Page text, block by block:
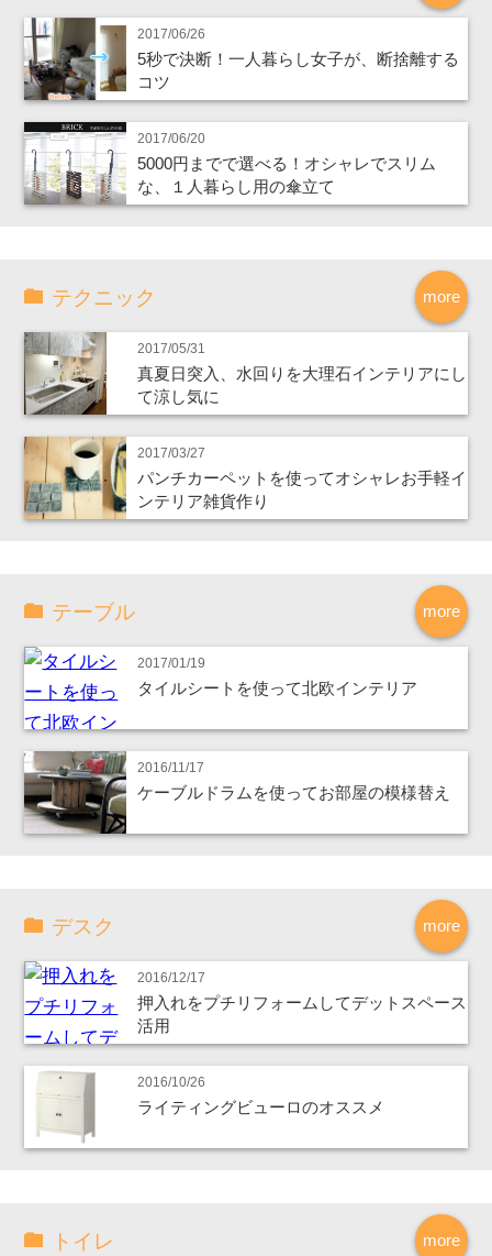
2017/06/26
5秒で決断！一人暮らし女子が、断捨離する
コツ
2017/06/20
5000円までで選べる！オシャレでスリム
な、１人暮らし用の傘立て
more
テクニック
2017/05/31
真夏日突入、水回りを大理石インテリアにし
て涼し気に
2017/03/27
パンチカーペットを使ってオシャレお手軽イ
ンテリア雑貨作り
more
テーブル
2017/01/19
タイルシートを使って北欧インテリア
2016/11/17
ケーブルドラムを使ってお部屋の模様替え
more
デスク
2016/12/17
押入れをプチリフォームしてデットスペース
活用
2016/10/26
ライティングビューロのオススメ
more
トイレ